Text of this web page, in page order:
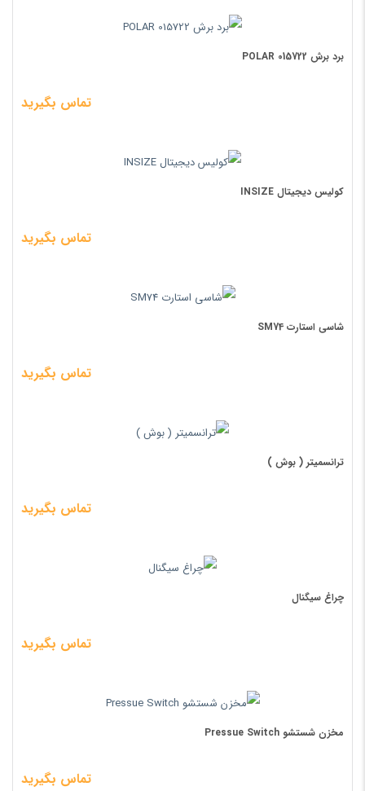
برد برش POLAR 015722
تماس بگیرید
کولیس دیجیتال INSIZE
تماس بگیرید
شاسی استارت SM74
تماس بگیرید
ترانسمیتر ( بوش )
تماس بگیرید
چراغ سیگنال
تماس بگیرید
مخزن شستشو Pressue Switch
تماس بگیرید